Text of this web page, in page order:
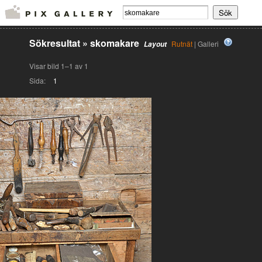
Layout Rutnät | Galleri
Sökresultat » skomakare
Visar bild 1–1 av 1
Sida:
1